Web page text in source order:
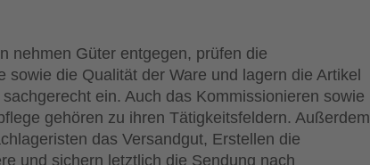
nehmen Güter entgegen, prüfen die
sowie die Qualität der Ware und lagern die Artikel
ein. Auch das Kommissionieren sowie
gehören zu ihren Tätigkeitsfeldern. Außerdem
das Versandgut, Erstellen die
und sichern letztlich die Sendung nach